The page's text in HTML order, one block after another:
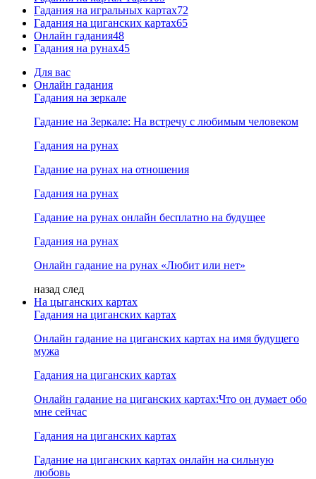
Гадания на игральных картах72
Гадания на циганских картах65
Онлайн гадания48
Гадания на рунах45
Для вас
Онлайн гадания
Гадания на зеркале
Гадание на Зеркале: На встречу с любимым человеком
Гадания на рунах
Гадание на рунах на отношения
Гадания на рунах
Гадание на рунах онлайн бесплатно на будущее
Гадания на рунах
Онлайн гадание на рунах «Любит или нет»
назад след
На цыганских картах
Гадания на циганских картах
Онлайн гадание на циганских картах на имя будущего
мужа
Гадания на циганских картах
Онлайн гадание на циганских картах:Что он думает обо
мне сейчас
Гадания на циганских картах
Гадание на циганских картах онлайн на сильную
любовь